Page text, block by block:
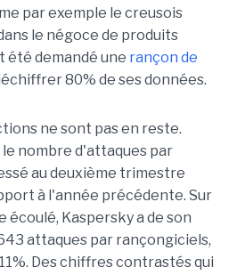
par exemple le creusois
le négoce de produits
été demandé une rançon de
80% de ses données.
ne sont pas en reste.
le nombre d'attaques par
au deuxième trimestre
à l'année précédente. Sur
Kaspersky a de son
attaques par rançongiciels,
Des chiffres contrastés qui